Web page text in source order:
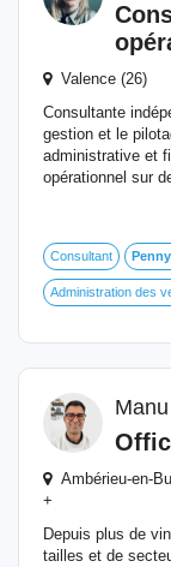
Valence (26)
Consultante
gestion et le
administrative et
opérationnel sur
Consultant
Administration des
Ambérieu-en-
+
Depuis plus de
tailles et de